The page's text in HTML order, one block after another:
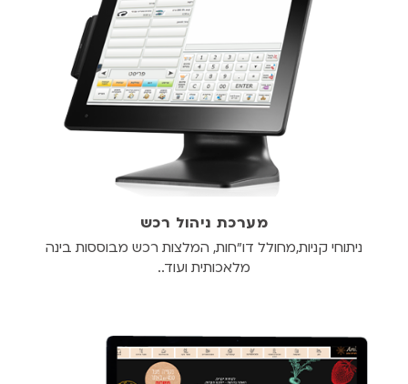
מערכת ניהול רכש
ניתוחי קניות,מחולל דו"חות, המלצות רכש מבוססות בינה
מלאכותית ועוד..